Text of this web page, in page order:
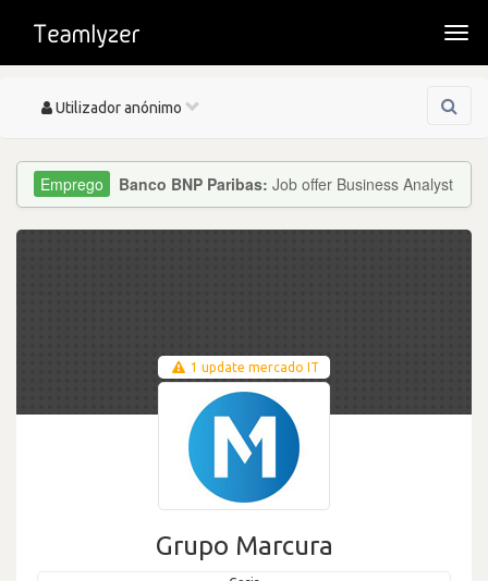
Toggle
Utilizador anónimo
Banco BNP Paribas: Job offer Business Analyst
1 update mercado IT
Grupo Marcura